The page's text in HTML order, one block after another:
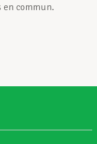
en commun.